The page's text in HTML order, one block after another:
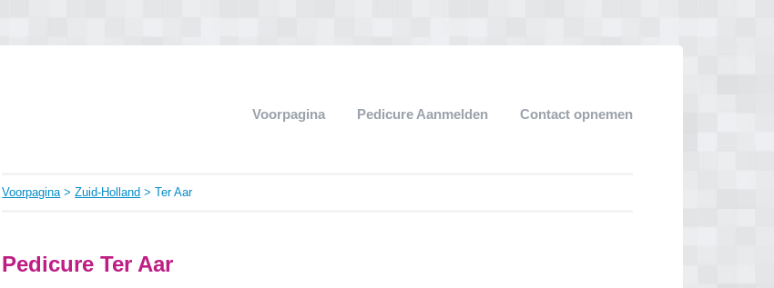
Voorpagina Pedicure Aanmelden Contact opnemen
Voorpagina>Zuid-Holland > Ter Aar
Pedicure Ter Aar